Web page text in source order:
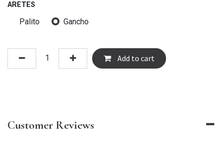
ARETES
Palito Gancho
Add to cart
Customer Reviews